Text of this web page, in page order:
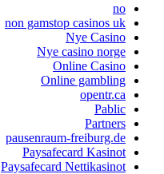
no
non gamstop casinos uk
Nye Casino
Nye casino norge
Online Casino
Online gambling
opentr.ca
Pablic
Partners
pausenraum-freiburg.de
Paysafecard Kasinot
Paysafecard Nettikasinot